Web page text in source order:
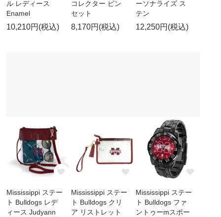
ル レディース
Enamel
10,210円(税込)
コレクター ピン
セット
8,170円(税込)
ーソナライズ ス
テン
12,250円(税込)
Mississippi ステー
ト Bulldogs レデ
ィース Judyann
Mississippi ステー
ト Bulldogs クリ
ア リストレット
Mississippi ステー
ト Bulldogs ファ
ントゥーmスポー